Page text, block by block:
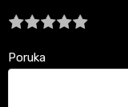
Poruka